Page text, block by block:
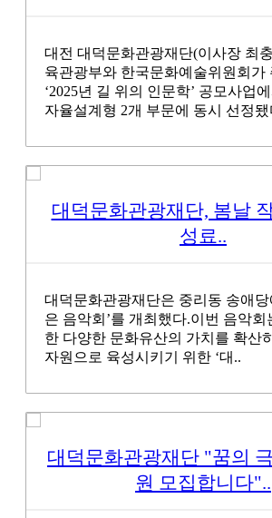
대전 대덕문화관광재단(이사장 최
육관광부와 한국문화예술위원회가
‘2025년 길 위의 인문학’ 공모사업
자율설계형 2개 부문에 동시 선정됐
대덕문화관광재단, 봄날
성료..
대덕문화관광재단은 중리동 송애당
은 음악회’를 개최했다.이번 음악회
한 다양한 문화유산의 가치를 확산
자원으로 육성시키기 위한 ‘대..
대덕문화관광재단 "꿈의
원 모집합니다"..